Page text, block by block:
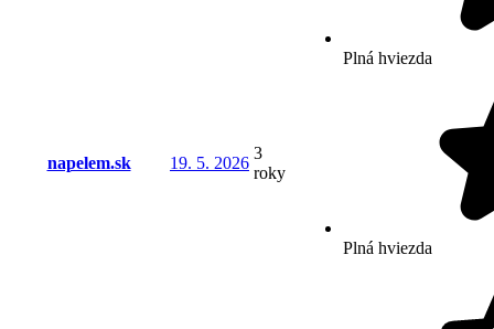
napelem.sk 19. 5. 2026
3
roky
Plná hviezda
Plná hviezda